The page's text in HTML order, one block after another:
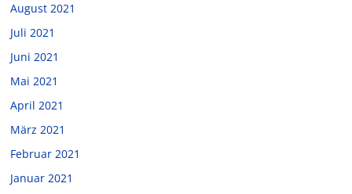
August 2021
Juli 2021
Juni 2021
Mai 2021
April 2021
März 2021
Februar 2021
Januar 2021